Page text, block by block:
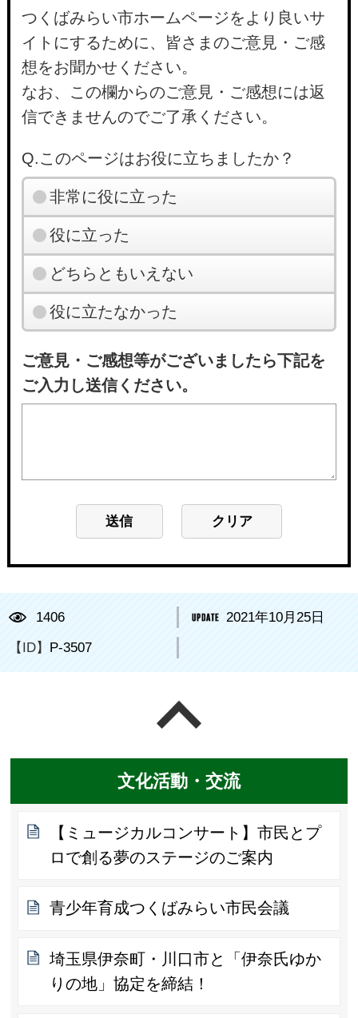
つくばみらい市ホームページをより良いサ
イトにするために、皆さまのご意見・ご感
想をお聞かせください。
なお、この欄からのご意見・ご感想には返
信できませんのでご了承ください。
Q.このページはお役に立ちましたか？
非常に役に立った
役に立った
どちらともいえない
役に立たなかった
ご意見・ご感想等がございましたら下記を
ご入力し送信ください。
1406 2021年10月25日
【ID】 P-3507
文化活動・交流
【ミュージカルコンサート】市民とプ
ロで創る夢のステージのご案内
青少年育成つくばみらい市民会議
埼玉県伊奈町・川口市と「伊奈氏ゆか
りの地」協定を締結！